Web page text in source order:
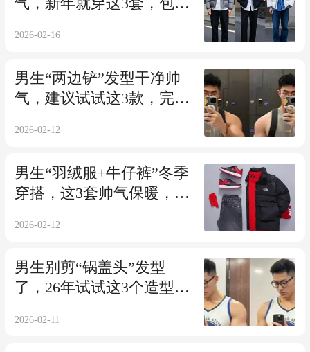
气，新年就穿这3套，包帅
2026-02-16
男生“两边铲”发型干净帅
气，建议试试这3款，完美
2026-02-12
男生“羽绒服+牛仔裤”冬季
穿搭，这3套帅气保暖，值
2026-02-12
男生别剪“锅盖头”发型
了，26年试试这3个造型，
2026-02-11